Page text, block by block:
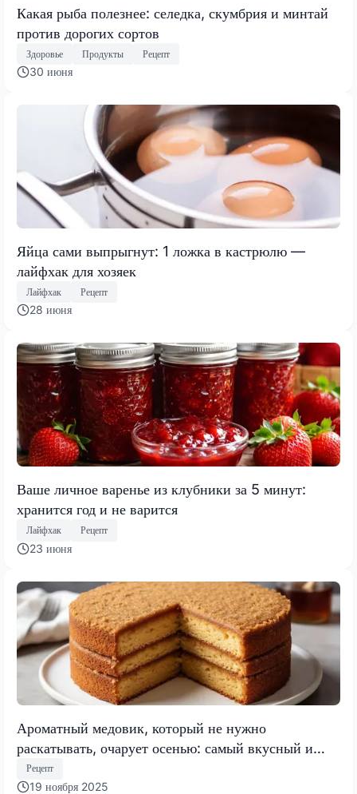
Какая рыба полезнее: селедка, скумбрия и минтай
против дорогих сортов
Здоровье Продукты Рецепт
30 июня
Яйца сами выпрыгнут: 1 ложка в кастрюлю —
лайфхак для хозяек
Лайфхак Рецепт
28 июня
Ваше личное варенье из клубники за 5 минут:
хранится год и не варится
Лайфхак Рецепт
23 июня
Ароматный медовик, который не нужно
раскатывать, очарует осенью: самый вкусный и
быстрый торт 2025 года
Рецепт
19 ноября 2025